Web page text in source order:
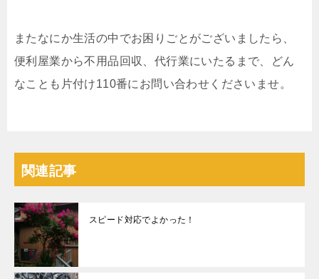
またなにか生活の中でお困りごとがございましたら、
便利屋業から不用品回収、代行業にいたるまで、どん
なことも片付け110番にお問い合わせくださいませ。
関連記事
スピード対応でよかった！